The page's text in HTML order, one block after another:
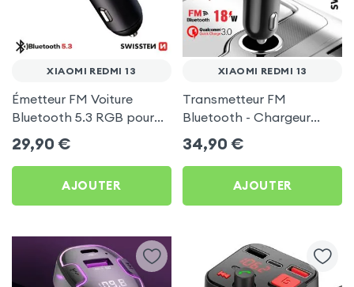
XIAOMI REDMI 13
Émetteur FM Voiture
Bluetooth 5.3 RGB pour
Xiaomi Redmi 13
29,90 €
AJOUTER
XIAOMI REDMI 13
Transmetteur FM
Bluetooth - Chargeur
Voiture USB C + USB -
Swissten
34,90 €
AJOUTER